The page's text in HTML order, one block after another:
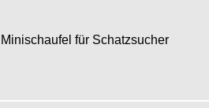
Minischaufel für Schatzsucher